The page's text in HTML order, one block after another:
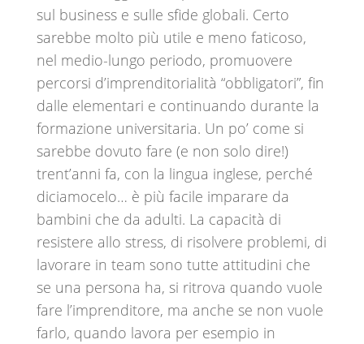
sul business e sulle sfide globali. Certo
sarebbe molto più utile e meno faticoso,
nel medio-lungo periodo, promuovere
percorsi d’imprenditorialità “obbligatori”, fin
dalle elementari e continuando durante la
formazione universitaria. Un po’ come si
sarebbe dovuto fare (e non solo dire!)
trent’anni fa, con la lingua inglese, perché
diciamocelo… è più facile imparare da
bambini che da adulti. La capacità di
resistere allo stress, di risolvere problemi, di
lavorare in team sono tutte attitudini che
se una persona ha, si ritrova quando vuole
fare l’imprenditore, ma anche se non vuole
farlo, quando lavora per esempio in